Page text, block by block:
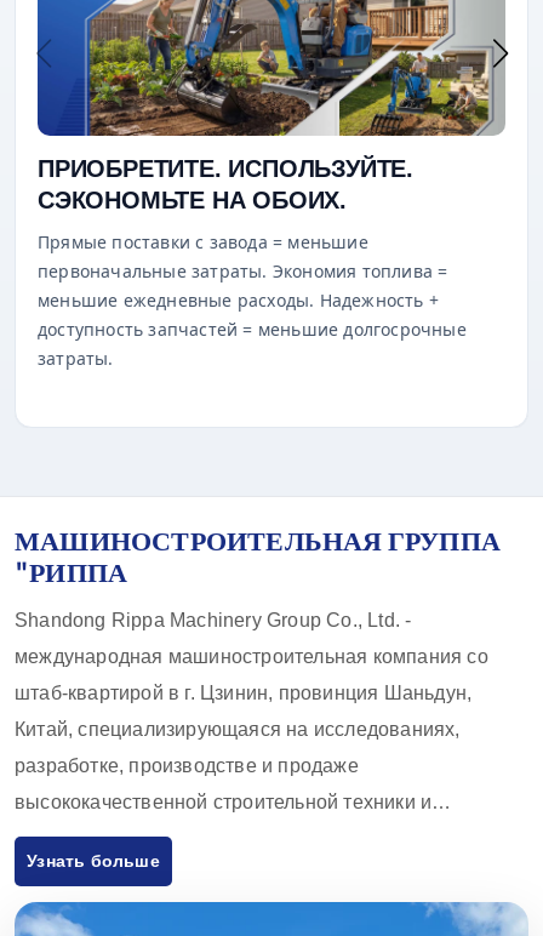
ПРИОБРЕТИТЕ. ИСПОЛЬЗУЙТЕ.
СЭКОНОМЬТЕ НА ОБОИХ.
Прямые поставки с завода = меньшие
первоначальные затраты. Экономия топлива =
меньшие ежедневные расходы. Надежность +
доступность запчастей = меньшие долгосрочные
затраты.
МАШИНОСТРОИТЕЛЬНАЯ ГРУППА
"РИППА
Shandong Rippa Machinery Group Co., Ltd. -
международная машиностроительная компания со
штаб-квартирой в г. Цзинин, провинция Шаньдун,
Китай, специализирующаяся на исследованиях,
разработке, производстве и продаже
высококачественной строительной техники и
оборудования. Продукция компании включает в себя
погрузчики с бортовым поворотом и аксессуары к ним,
Узнать больше